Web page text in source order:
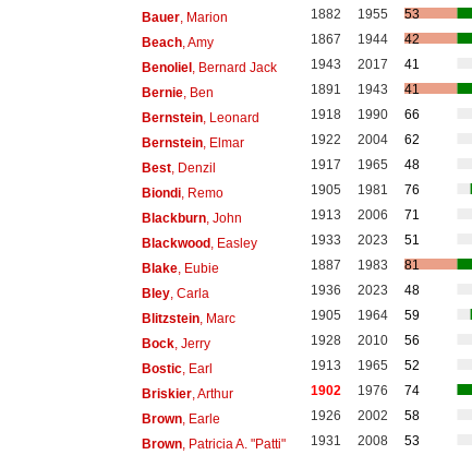
Bauer, Marion 1882 1955
53
Beach, Amy 1867 1944
42
Benoliel, Bernard Jack 1943 2017
41
Bernie, Ben 1891 1943
41
Bernstein, Leonard 1918 1990
66
Bernstein, Elmar 1922 2004
62
Best, Denzil 1917 1965
48
Biondi, Remo 1905 1981
76
Blackburn, John 1913 2006
71
Blackwood, Easley 1933 2023
51
Blake, Eubie 1887 1983
81
Bley, Carla 1936 2023
48
Blitzstein, Marc 1905 1964
59
Bock, Jerry 1928 2010
56
Bostic, Earl 1913 1965
52
Briskier, Arthur 1902 1976
74
Brown, Earle 1926 2002
58
Brown, Patricia A. "Patti" 1931 2008
53